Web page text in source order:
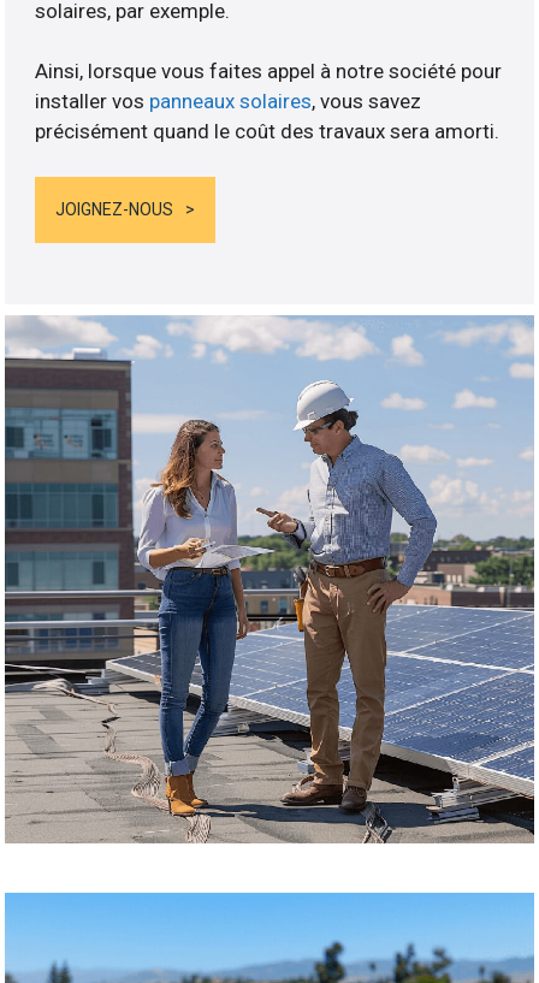
solaires, par exemple.
Ainsi, lorsque vous faites appel à notre société pour
installer vos panneaux solaires, vous savez
précisément quand le coût des travaux sera amorti.
JOIGNEZ-NOUS